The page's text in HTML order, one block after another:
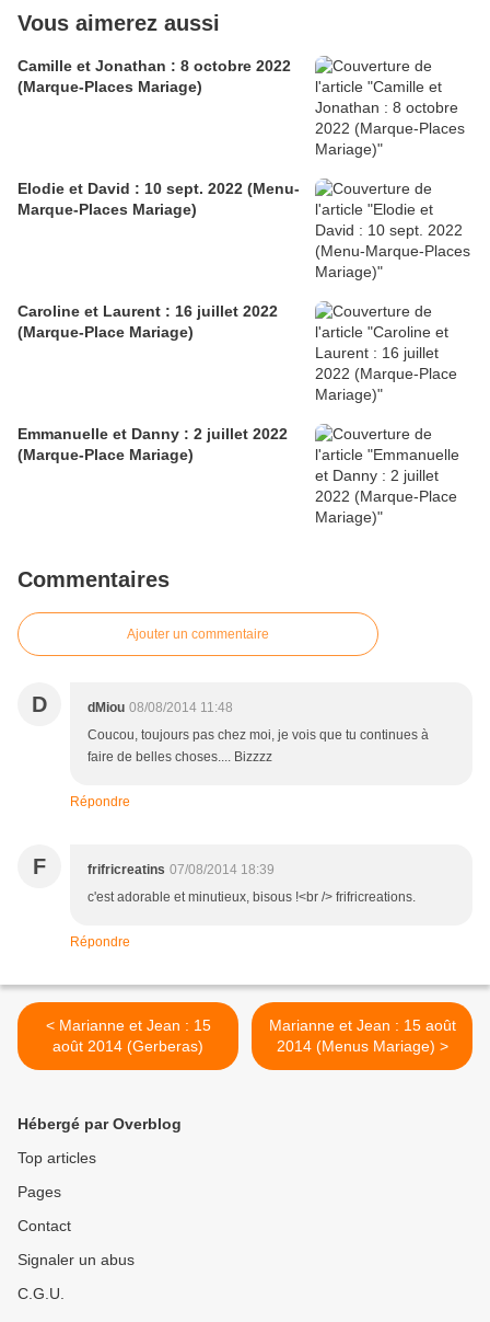
Vous aimerez aussi
Camille et Jonathan : 8 octobre 2022
(Marque-Places Mariage)
Elodie et David : 10 sept. 2022 (Menu-
Marque-Places Mariage)
Caroline et Laurent : 16 juillet 2022
(Marque-Place Mariage)
Emmanuelle et Danny : 2 juillet 2022
(Marque-Place Mariage)
Commentaires
Ajouter un commentaire
D dMiou 08/08/2014 11:48
Coucou, toujours pas chez moi, je vois que tu continues à
faire de belles choses.... Bizzzz
Répondre
F frifricreatins 07/08/2014 18:39
c'est adorable et minutieux, bisous !<br /> frifricreations.
Répondre
< Marianne et Jean : 15
août 2014 (Gerberas)
Marianne et Jean : 15 août
2014 (Menus Mariage) >
Hébergé par Overblog
Top articles
Pages
Contact
Signaler un abus
C.G.U.